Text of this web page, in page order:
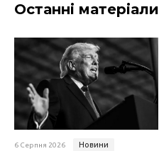
Останні матеріали
6 Серпня 2026 Новини